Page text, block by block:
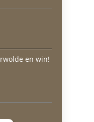
en win!